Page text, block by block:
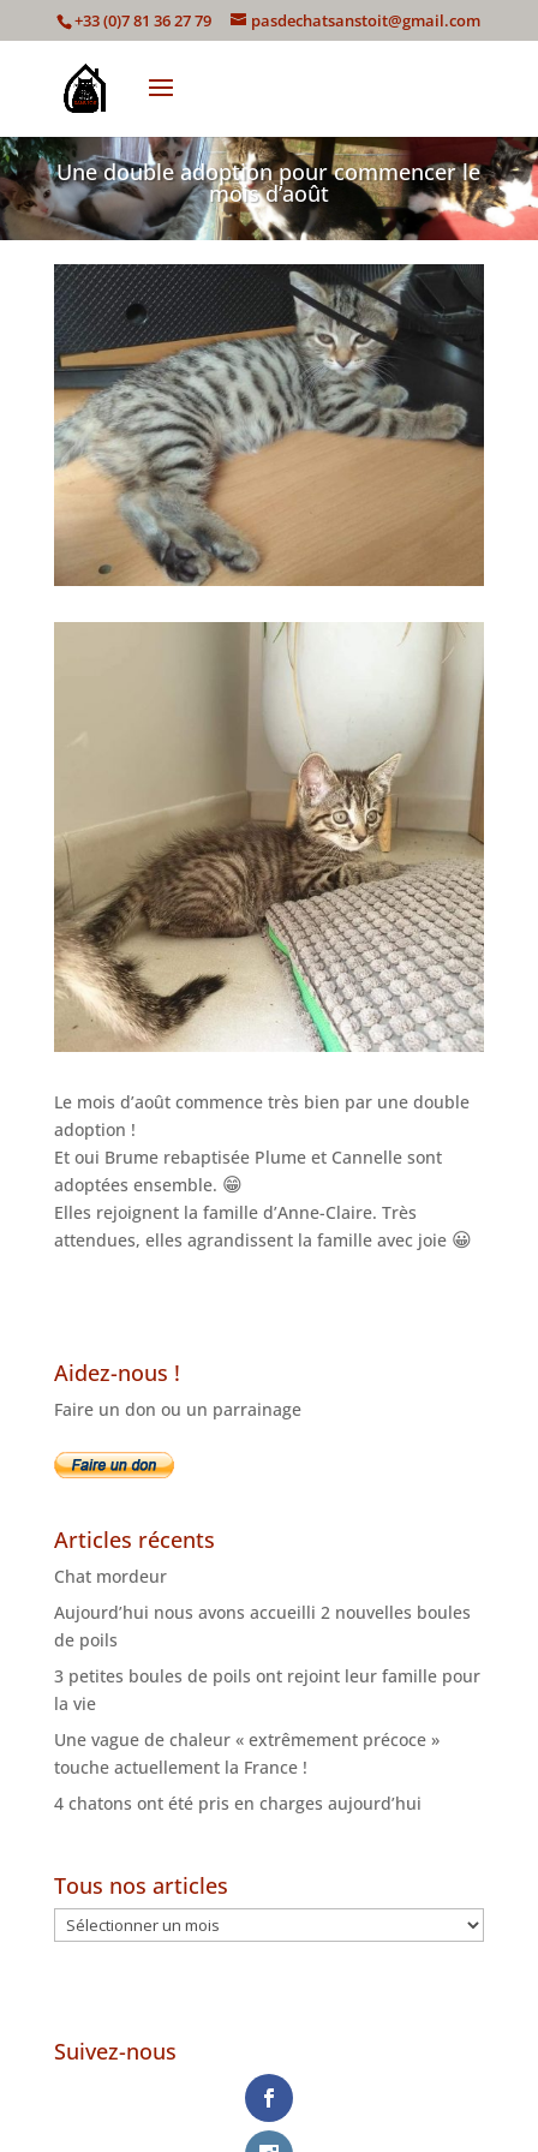
+33 (0)7 81 36 27 79 pasdechatsanstoit@gmail.com
Une double adoption pour commencer le
mois d’août
Le mois d’août commence très bien par une double
adoption !
Et oui Brume rebaptisée Plume et Cannelle sont
adoptées ensemble. 😁
Elles rejoignent la famille d’Anne-Claire. Très
attendues, elles agrandissent la famille avec joie 😀
Aidez-nous !
Faire un don ou un parrainage
Articles récents
Chat mordeur
Aujourd’hui nous avons accueilli 2 nouvelles boules
de poils
3 petites boules de poils ont rejoint leur famille pour
la vie
Une vague de chaleur « extrêmement précoce »
touche actuellement la France !
4 chatons ont été pris en charges aujourd’hui
Tous nos articles
Tous
nos
Suivez-nous